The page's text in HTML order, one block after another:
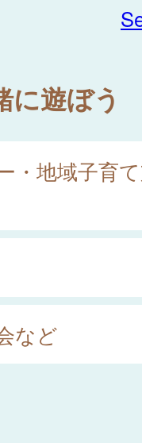
に遊ぼう
・地域子育
など